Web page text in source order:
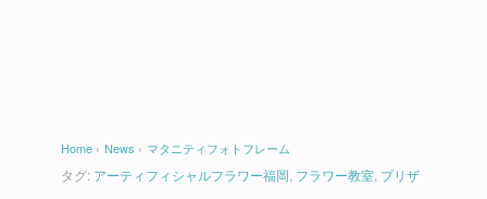
Home › News › マタニティフォトフレーム
タグ: アーティフィシャルフラワー福岡 フラワー教室 プリザ